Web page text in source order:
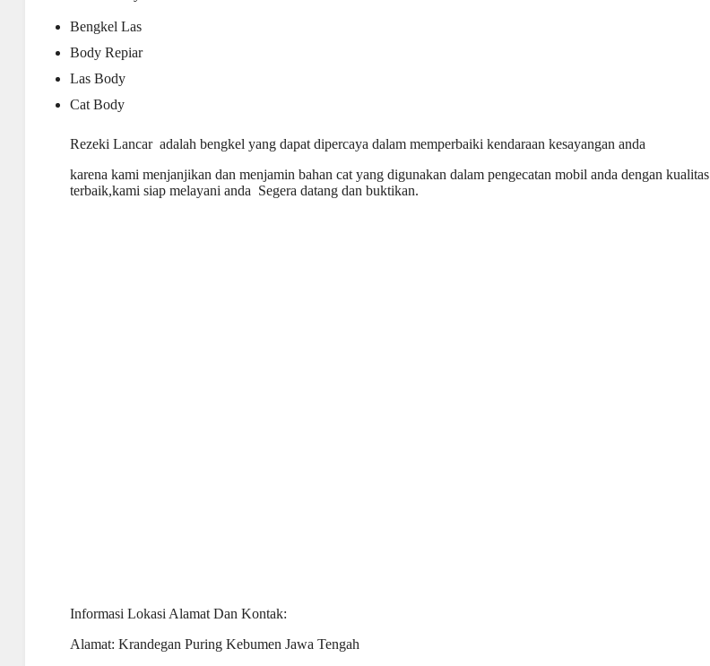
Bengkel Las
Body Repiar
Las Body
Cat Body
Rezeki Lancar adalah bengkel yang dapat dipercaya dalam memperbaiki kendaraan kesayangan anda
karena kami menjanjikan dan menjamin bahan cat yang digunakan dalam pengecatan mobil anda dengan kualitas
terbaik,kami siap melayani anda Segera datang dan buktikan.
Informasi Lokasi Alamat Dan Kontak:
Alamat: Krandegan Puring Kebumen Jawa Tengah